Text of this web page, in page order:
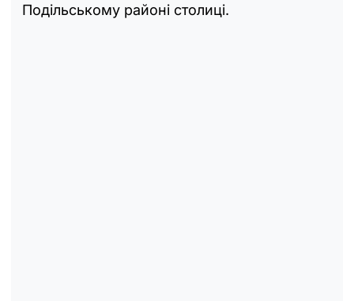
Подільському районі столиці.